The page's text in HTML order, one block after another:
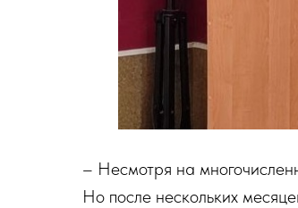
– Несмотря на
Но после нескольких